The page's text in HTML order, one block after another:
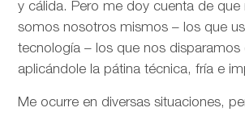
y cálida. Pero me doy cuenta de que
somos nosotros mismos – los que
tecnología – los que nos disparamos
aplicándole la pátina técnica, fría e
Me ocurre en diversas situaciones,